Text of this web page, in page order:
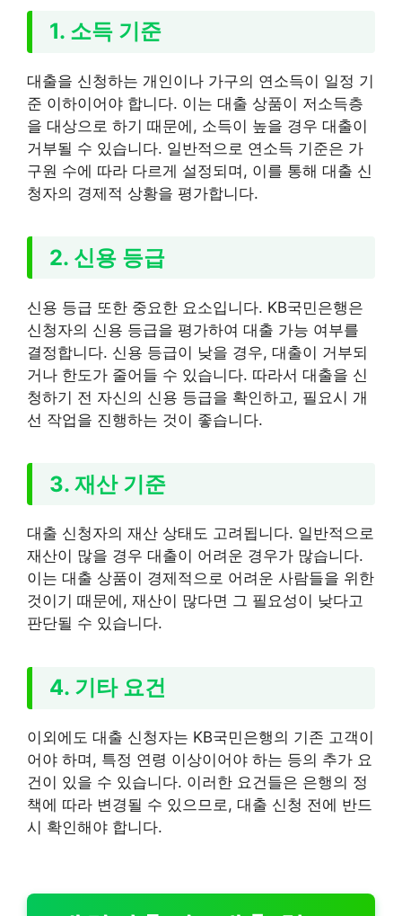
1. 소득 기준
대출을 신청하는 개인이나 가구의 연소득이 일정 기
준 이하이어야 합니다. 이는 대출 상품이 저소득층
을 대상으로 하기 때문에, 소득이 높을 경우 대출이
거부될 수 있습니다. 일반적으로 연소득 기준은 가
구원 수에 따라 다르게 설정되며, 이를 통해 대출 신
청자의 경제적 상황을 평가합니다.
2. 신용 등급
신용 등급 또한 중요한 요소입니다. KB국민은행은
신청자의 신용 등급을 평가하여 대출 가능 여부를
결정합니다. 신용 등급이 낮을 경우, 대출이 거부되
거나 한도가 줄어들 수 있습니다. 따라서 대출을 신
청하기 전 자신의 신용 등급을 확인하고, 필요시 개
선 작업을 진행하는 것이 좋습니다.
3. 재산 기준
대출 신청자의 재산 상태도 고려됩니다. 일반적으로
재산이 많을 경우 대출이 어려운 경우가 많습니다.
이는 대출 상품이 경제적으로 어려운 사람들을 위한
것이기 때문에, 재산이 많다면 그 필요성이 낮다고
판단될 수 있습니다.
4. 기타 요건
이외에도 대출 신청자는 KB국민은행의 기존 고객이
어야 하며, 특정 연령 이상이어야 하는 등의 추가 요
건이 있을 수 있습니다. 이러한 요건들은 은행의 정
책에 따라 변경될 수 있으므로, 대출 신청 전에 반드
시 확인해야 합니다.